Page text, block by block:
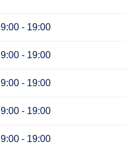
9:00 - 19:00
9:00 - 19:00
9:00 - 19:00
9:00 - 19:00
9:00 - 19:00